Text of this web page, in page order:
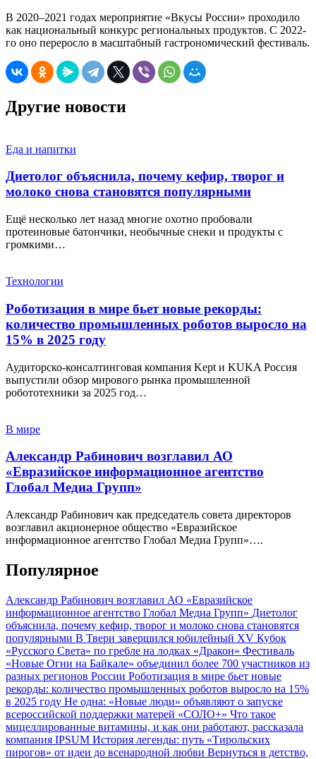
В 2020–2021 годах мероприятие «Вкусы России» проходило
как национальный конкурс региональных продуктов. С 2022-
го оно переросло в масштабный гастрономический фестиваль.
Другие новости
Еда и напитки
Диетолог объяснила, почему кефир, творог и
молоко снова становятся популярными
Ещё несколько лет назад многие охотно пробовали
протеиновые батончики, необычные снеки и продукты с
громкими…
Технологии
Роботизация в мире бьет новые рекорды:
количество промышленных роботов выросло на
15% в 2025 году
Аудиторско-консалтинговая компания Kept и KUKA Россия
выпустили обзор мирового рынка промышленной
робототехники за 2025 год…
В мире
Александр Рабинович возглавил АО
«Евразийское информационное агентство
Глобал Медиа Групп»
Александр Рабинович как председатель совета директоров
возглавил акционерное общество «Евразийское
информационное агентство Глобал Медиа Групп»….
Популярное
Александр Рабинович возглавил АО «Евразийское
информационное агентство Глобал Медиа Групп» Диетолог
объяснила, почему кефир, творог и молоко снова становятся
популярными В Твери завершился юбилейный XV Кубок
«Русского Света» по гребле на лодках «Дракон» Фестиваль
«Новые Огни на Байкале» объединил более 700 участников из
разных регионов России Роботизация в мире бьет новые
рекорды: количество промышленных роботов выросло на 15%
в 2025 году Не одна: «Новые люди» объявляют о запуске
всероссийской поддержки матерей «СОЛО+» Что такое
мицеллированные витамины, и как они работают, рассказала
компания IPSUM История легенды: путь «Тирольских
пирогов» от идеи до всенародной любви Вернуться в детство,